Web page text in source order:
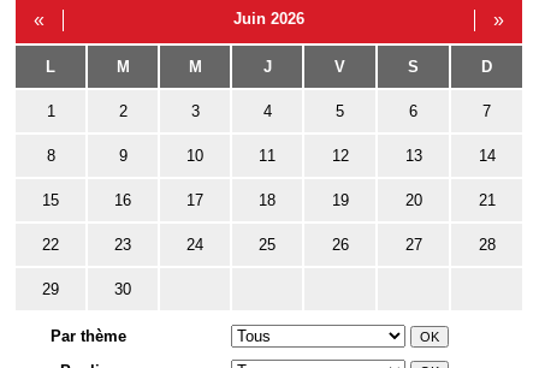
« Juin 2026 »
L M M J V S D
1 2 3 4 5 6 7
8 9 10 11 12 13 14
15 16 17 18 19 20 21
22 23 24 25 26 27 28
29 30
Par thème